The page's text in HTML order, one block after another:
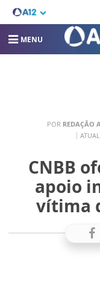
MENU
POR REDAÇÃO
CNBB
apoio
vítima